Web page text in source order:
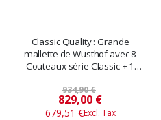
Classic Quality : Grande
mallette de Wusthof avec 8
Couteaux série Classic + 1
934,90 €
Prix
spécial
829,00 €
679,51 €